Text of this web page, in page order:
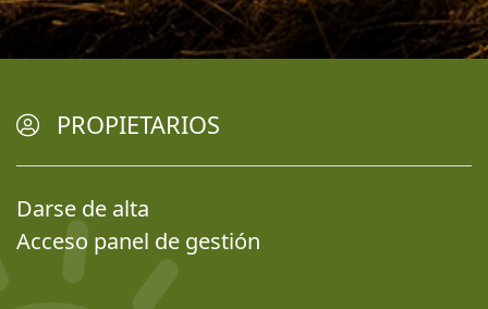
PROPIETARIOS
Darse de alta
Acceso panel de gestión